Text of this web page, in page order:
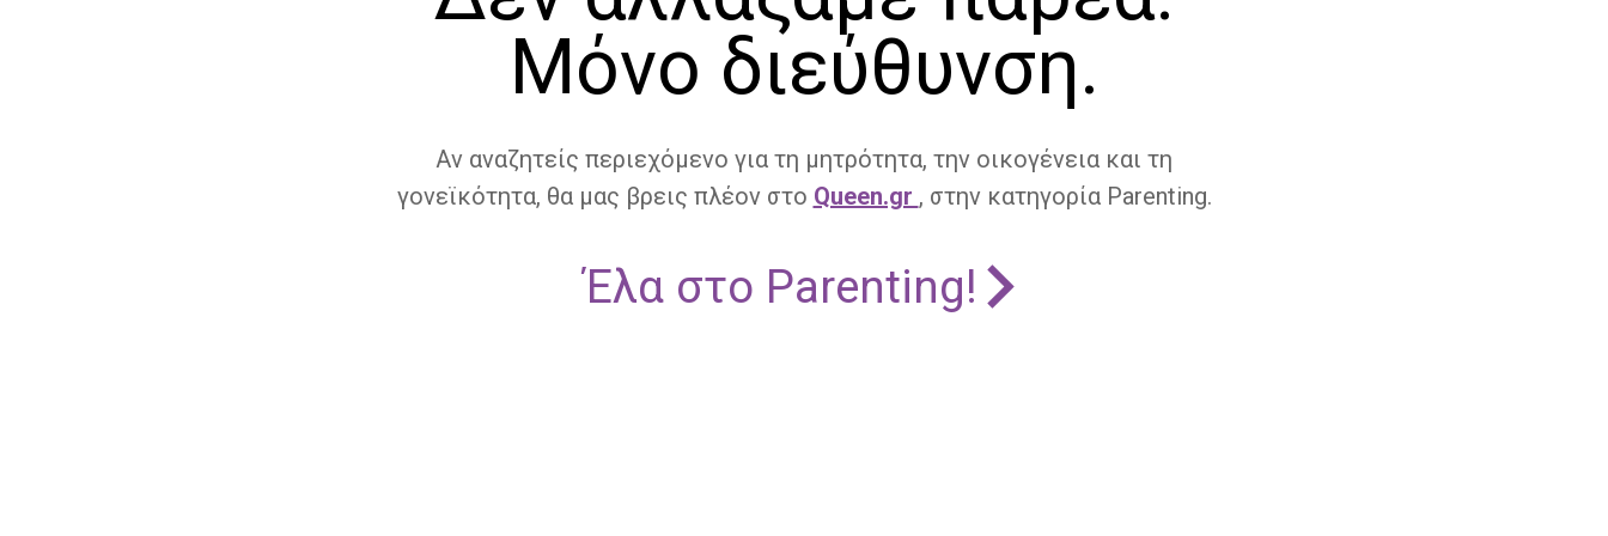
Μόνο διεύθυνση.
Αν αναζητείς περιεχόμενο για τη μητρότητα, την οικογένεια και τη
γονεϊκότητα, θα μας βρεις πλέον στο Queen.gr , στην κατηγορία Parenting.
Έλα στο Parenting!